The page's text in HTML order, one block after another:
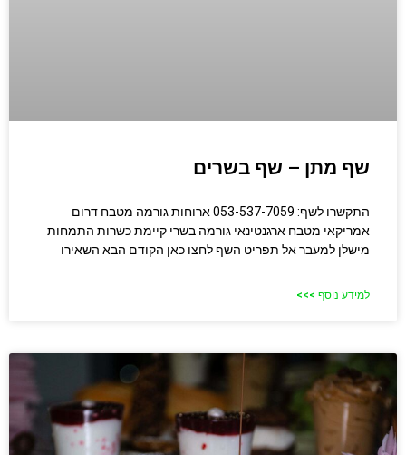
שף מתן – שף בשרים
התקשרו לשף: 053-537-7059 ארוחות גורמה מטבח דרום
אמריקאי מטבח ארגנטינאי גורמה בשרי קיימת כשרות התמחות
מישלן למעבר אל תפריט השף לחצו כאן הקודם הבא השאירו
למידע נוסף >>>